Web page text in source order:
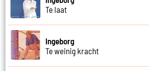
Te laat
Ingeborg
Te weinig kracht